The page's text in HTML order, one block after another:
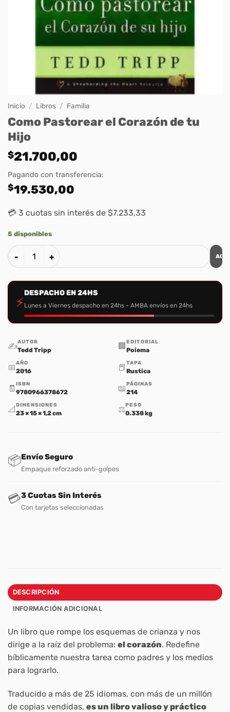
Inicio / Libros / Familia
Como Pastorear el Corazón de tu
Hijo
$21.700,00
Pagando con transferencia:
$19.530,00
💳 3 cuotas sin interés de $7.233,33
5 disponibles
Como Pastorear el Corazón de tu Hijo cantidad
⚡
DESPACHO EN 24HS
Lunes a Viernes despacho en 24hs - AMBA envíos en 24hs
✍️AUTOR
Tedd Tripp 🏢 EDITORIAL
Poiema
📅AÑO
2016 📕 TAPA
Rustica
🧾 ISBN
9780966378672 📖PÁGINAS
214
📐 DIMENSIONES
23 × 15 × 1,2 cm ⚖️PESO
0.338 kg
📦Envío Seguro
Empaque reforzado anti-golpes
💳3 Cuotas Sin Interés
Con tarjetas seleccionadas
DESCRIPCIÓN
INFORMACIÓN ADICIONAL
Un libro que rompe los esquemas de crianza y nos
dirige a la raíz del problema: el corazón. Redefine
bíblicamente nuestra tarea como padres y los medios
para lograrlo.
Traducido a más de 25 idiomas, con más de un millón
de copias vendidas, es un libro valioso y práctico